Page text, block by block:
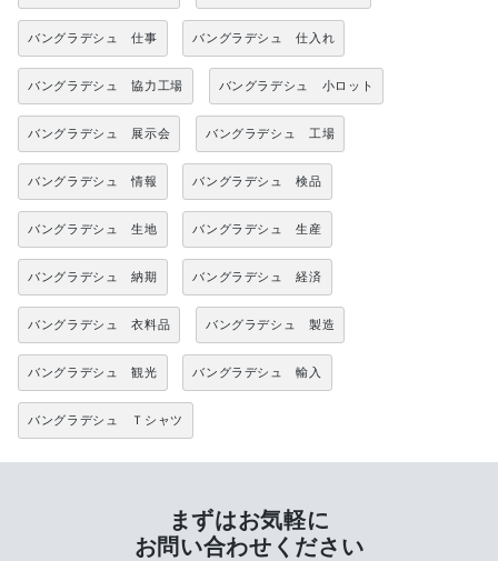
バングラデシュ 仕事 バングラデシュ 仕入れ
バングラデシュ 協力工場 バングラデシュ 小ロット
バングラデシュ 展示会 バングラデシュ 工場
バングラデシュ 情報 バングラデシュ 検品
バングラデシュ 生地 バングラデシュ 生産
バングラデシュ 納期 バングラデシュ 経済
バングラデシュ 衣料品 バングラデシュ 製造
バングラデシュ 観光 バングラデシュ 輸入
バングラデシュ Ｔシャツ
まずはお気軽に
お問い合わせください